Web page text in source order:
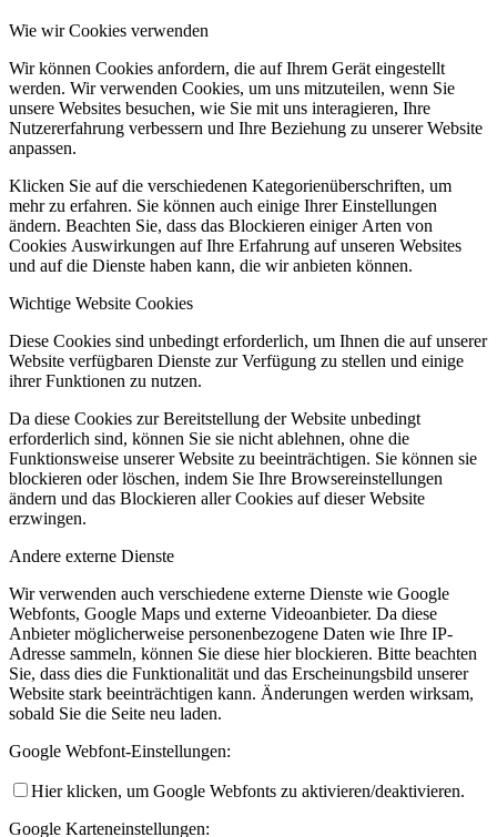
Wie wir Cookies verwenden
Wir können Cookies anfordern, die auf Ihrem Gerät eingestellt
werden. Wir verwenden Cookies, um uns mitzuteilen, wenn Sie
unsere Websites besuchen, wie Sie mit uns interagieren, Ihre
Nutzererfahrung verbessern und Ihre Beziehung zu unserer Website
anpassen.
Klicken Sie auf die verschiedenen Kategorienüberschriften, um
mehr zu erfahren. Sie können auch einige Ihrer Einstellungen
ändern. Beachten Sie, dass das Blockieren einiger Arten von
Cookies Auswirkungen auf Ihre Erfahrung auf unseren Websites
und auf die Dienste haben kann, die wir anbieten können.
Wichtige Website Cookies
Diese Cookies sind unbedingt erforderlich, um Ihnen die auf unserer
Website verfügbaren Dienste zur Verfügung zu stellen und einige
ihrer Funktionen zu nutzen.
Da diese Cookies zur Bereitstellung der Website unbedingt
erforderlich sind, können Sie sie nicht ablehnen, ohne die
Funktionsweise unserer Website zu beeinträchtigen. Sie können sie
blockieren oder löschen, indem Sie Ihre Browsereinstellungen
ändern und das Blockieren aller Cookies auf dieser Website
erzwingen.
Andere externe Dienste
Wir verwenden auch verschiedene externe Dienste wie Google
Webfonts, Google Maps und externe Videoanbieter. Da diese
Anbieter möglicherweise personenbezogene Daten wie Ihre IP-
Adresse sammeln, können Sie diese hier blockieren. Bitte beachten
Sie, dass dies die Funktionalität und das Erscheinungsbild unserer
Website stark beeinträchtigen kann. Änderungen werden wirksam,
sobald Sie die Seite neu laden.
Google Webfont-Einstellungen:
Hier klicken, um Google Webfonts zu aktivieren/deaktivieren.
Google Karteneinstellungen: